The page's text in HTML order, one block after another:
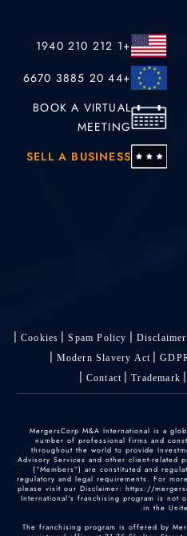
+1 212 210 1940
+44 20 3885 6670
BOOK A VIRTUAL
MEETING
SELL A BUSINESS
Disclaimer
Spam Policy
Cookies
Modern Slavery Act
Trademark
Contact
© 2025 MergersCorp M&A International is a
number of professional firms and
throughout the world to provide
Advisory Services and other client-related
(“Members”) are constituted and
regulatory and legal requirements. For
please visit our Disclaimer: https://
International's franchising program is not
in the
The franchising program is offered by